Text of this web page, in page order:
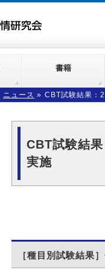
書籍
ニュース » CBT試験結果：
CBT試験結
実施
［種目別試験結果